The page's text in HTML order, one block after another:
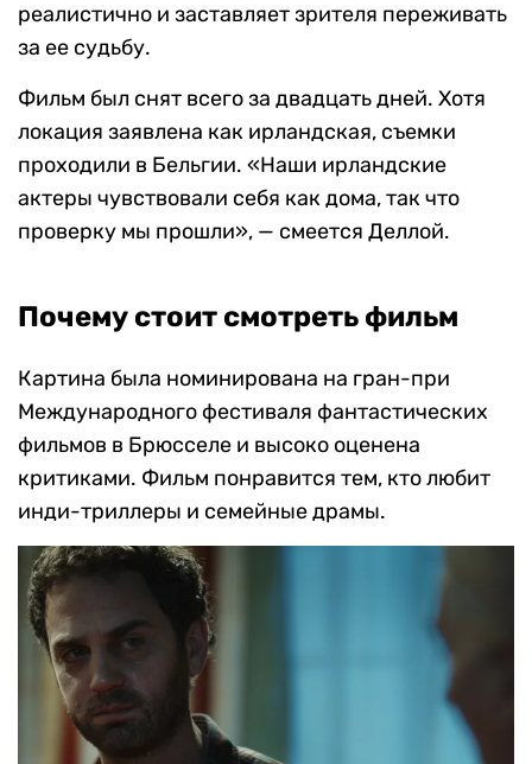
реалистично и заставляет зрителя переживать
за ее судьбу.
Фильм был снят всего за двадцать дней. Хотя
локация заявлена как ирландская, съемки
проходили в Бельгии. «Наши ирландские
актеры чувствовали себя как дома, так что
проверку мы прошли», — смеется Деллой.
Почему стоит смотреть фильм
Картина была номинирована на гран-при
Международного фестиваля фантастических
фильмов в Брюсселе и высоко оценена
критиками. Фильм понравится тем, кто любит
инди-триллеры и семейные драмы.